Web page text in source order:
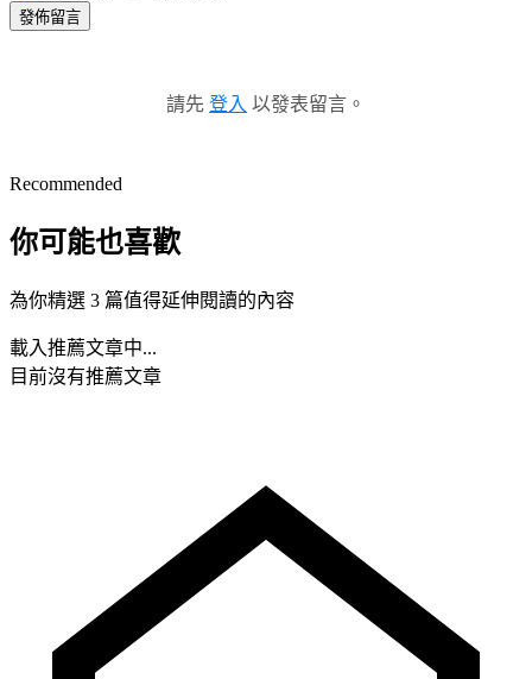
發佈留言
請先 登入 以發表留言。
Recommended
你可能也喜歡
為你精選 3 篇值得延伸閱讀的內容
載入推薦文章中...
目前沒有推薦文章